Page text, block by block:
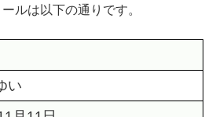
ルは以下の通りです。
い